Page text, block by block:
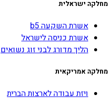
מחלקה ישראלית
אשרת השקעה b5
אשרת כניסה לישראל
הליך מדורג לבני זוג נשואים
מחלקה אמריקאית
ויזת עבודה לארצות הברית